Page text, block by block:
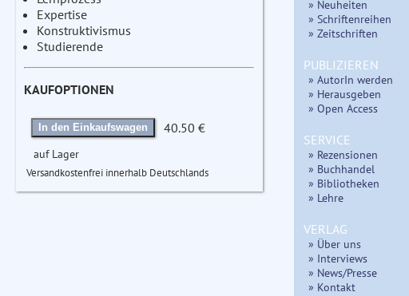
Expertise
Konstruktivismus
Studierende
KAUFOPTIONEN
In den Einkaufswagen 40.50 €
auf Lager
Versandkostenfrei innerhalb Deutschlands
» Neuheiten
» Schriftenreihen
» Zeitschriften
PUBLIZIEREN
» AutorIn werden
» Herausgeben
» Open Access
SERVICE
» Rezensionen
» Buchhandel
» Bibliotheken
» Lehre
VERLAG
» Über uns
» Interviews
» News/Presse
» Kontakt